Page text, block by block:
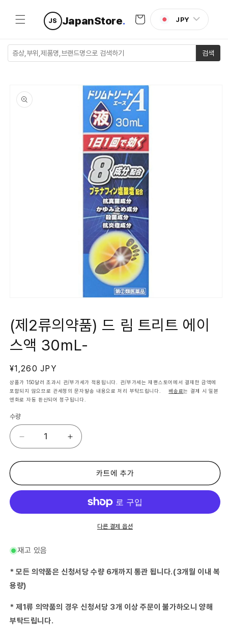
건너뛰기
JS JapanStore.
트
JPY
검색
로 건너뛰
기
서
미
디
어
열
(제2류의약품) 드 림 트리트 에이
스액 30mL-
정
가
¥1,260 JPY
상품가 150달러 초과시 관/부가세가 적용됩니다. 관/부가세는 재팬스토어에서 결재한 금액에
포함되지 않으므로 관세청의 문자발송 내용으로 처리 부탁드립니다. 배송료는 결제 시 일본
엔화로 자동 환산되어 청구됩니다.
수량
2
류
약
림
트
이
스
액
30mL-
수
량
(제
2
류
약
림
이
30mL-
수
카트에 추가
다른 결제 옵션
재고 있음
* 모든 의약품은 신청서당 수량 6개까지 통관 됩니다.(3개월 이내 복
용량)
* 제1류 의약품의 경우 신청서당 3개 이상 주문이 불가하오니 양해
부탁드립니다.